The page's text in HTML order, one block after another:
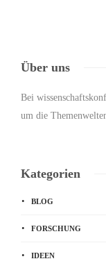
Über uns
Bei
um die
Kategorien
BLOG
FORSCHUNG
IDEEN